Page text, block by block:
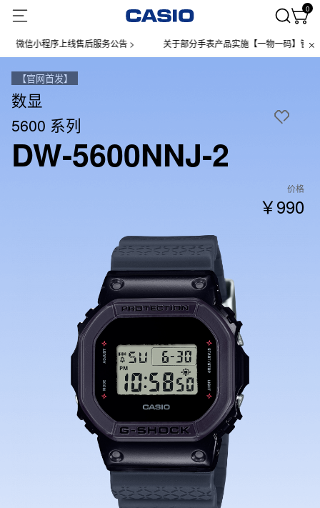
0
小程序上线售后服务公告 > 关于部分手表产品实施【一物一码】管理的公
【官网首发】
数显
5600 系列
DW-5600NNJ-2
价格
￥990